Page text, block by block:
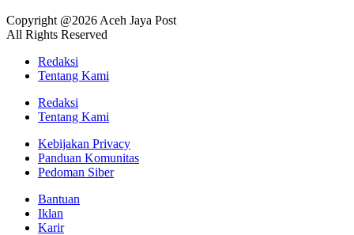
Copyright @2026 Aceh Jaya Post
All Rights Reserved
Redaksi
Tentang Kami
Redaksi
Tentang Kami
Kebijakan Privacy
Panduan Komunitas
Pedoman Siber
Bantuan
Iklan
Karir